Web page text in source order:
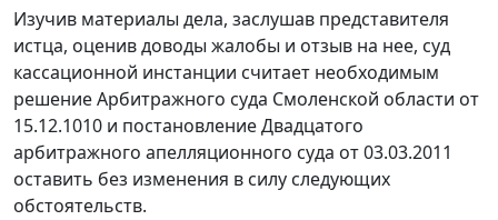
Изучив материалы дела, заслушав представителя
истца, оценив доводы жалобы и отзыв на нее, суд
кассационной инстанции считает необходимым
решение Арбитражного суда Смоленской области от
15.12.1010 и постановление Двадцатого
арбитражного апелляционного суда от 03.03.2011
оставить без изменения в силу следующих
обстоятельств.